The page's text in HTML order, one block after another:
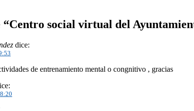
“Centro social virtual del
dice:
de entrenamiento mental o congnitivo , gracias